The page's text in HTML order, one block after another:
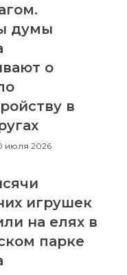
думы
о
в
июля 2026
игрушек
на елях в
парке